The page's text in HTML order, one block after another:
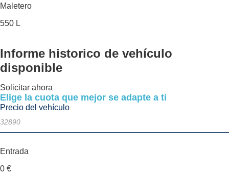
Maletero
550 L
Informe historico de vehículo
disponible
Solicitar ahora
Elige la cuota que mejor se adapte a ti
Precio del vehículo
Entrada
0 €